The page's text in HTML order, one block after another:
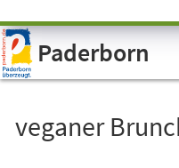
Visuelle
Assistenzsoftware
öffnen.Paderborn
veganer